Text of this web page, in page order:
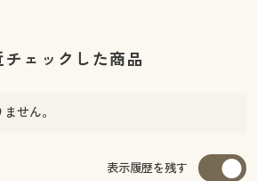
チェックした商品
せん。
表示履歴を残す